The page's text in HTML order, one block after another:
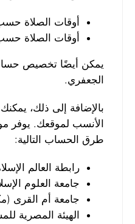
أوقات الصلاة
أوقات الصلاة
يمكن أيضًا تخصيص
الجعفري.
بالإضافة إلى ذلك،
الأنسب لموقعك. يوفر
طرق الحساب التالية:
رابطة العالم
جامعة العلوم
جامعة أم القرى
الهيئة المصرية